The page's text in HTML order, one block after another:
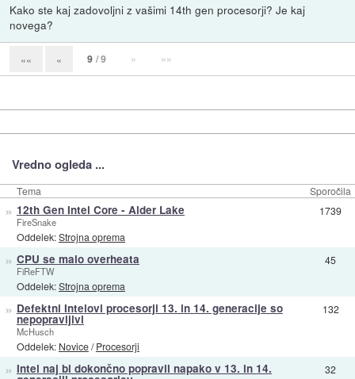
Kako ste kaj zadovoljni z vašimi 14th gen procesorji? Je kaj
novega?
«« « 9 / 9 » »»
Vredno ogleda ...
Tema Sporočila
» 12th Gen Intel Core - Alder Lake
FireSnake
Oddelek:Strojna oprema
1739
» CPU se malo overheata
FiReFTW
Oddelek:Strojna oprema
45
» Defektni Intelovi procesorji 13. in 14. generacije so
nepopravljivi
McHusch
Oddelek: Novice/Procesorji
132
» Intel naj bi dokončno popravil napako v 13. in 14. 32